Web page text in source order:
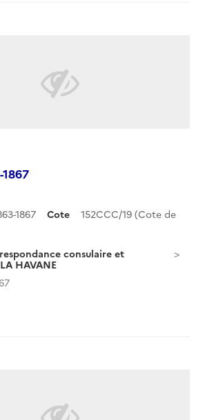
1867 Cote
152CCC/19 (Cote de
consulaire et
HAVANE